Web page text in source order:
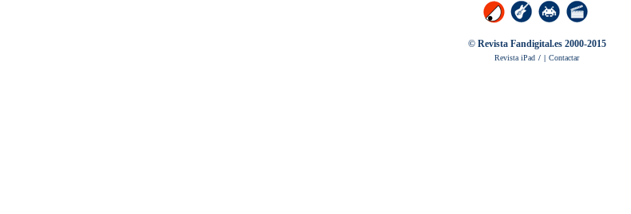
© Revista Fandigital.es 2000-2015
Revista iPad / | Contactar